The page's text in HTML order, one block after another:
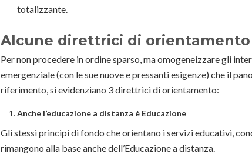
totalizzante.
Alcune direttrici di orientamento
Per non procedere in ordine sparso, ma omogeneizzare gli
emergenziale (con le sue nuove e pressanti esigenze) che il
riferimento, si evidenziano 3 direttrici di orientamento:
Anche l’educazione a distanza è Educazione
Gli stessi principi di fondo che orientano i servizi educativi,
rimangono alla base anche dell’Educazione a distanza.